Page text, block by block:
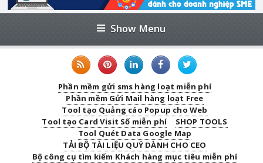
Show Menu
Phần mềm gửi sms hàng loạt miễn phí
Phần mềm Gửi Mail hàng loạt Free
Tool tạo Quảng cáo Popup cho Web
Tool tạo Card Visit Số miễn phí
SHOP TOOLS
Tool Quét Data Google Map
TẢI BỘ TÀI LIỆU QUÝ DÀNH CHO CEO
Bộ công cụ tìm kiếm Khách hàng mục tiêu miễn phí